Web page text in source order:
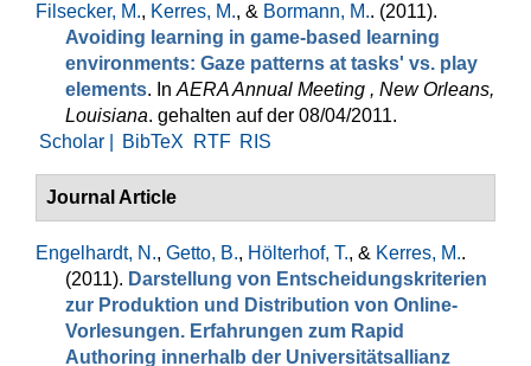
Filsecker, M., Kerres, M., & Bormann, M.. (2011).
Avoiding learning in game-based learning
environments: Gaze patterns at tasks' vs. play
elements. In AERA Annual Meeting , New Orleans,
Louisiana. gehalten auf der 08/04/2011.
Scholar |
BibTeX RTF RIS
Journal Article
Engelhardt, N., Getto, B., Hölterhof, T., & Kerres, M..
(2011). Darstellung von Entscheidungskriterien
zur Produktion und Distribution von Online-
Vorlesungen. Erfahrungen zum Rapid
Authoring innerhalb der Universitätsallianz